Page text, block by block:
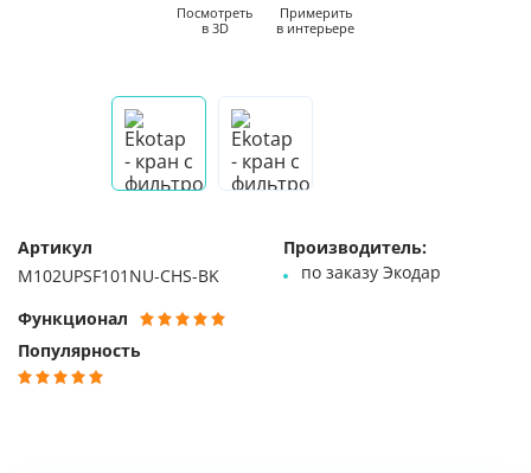
Посмотреть
в 3D
Примерить
в интерьере
Артикул
M102UPSF101NU-CHS-BK
Функционал
Популярность
Производитель:
по заказу Экодар